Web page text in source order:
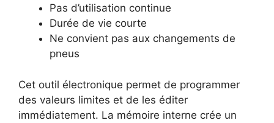
Pas d’utilisation continue
Durée de vie courte
Ne convient pas aux changements de
pneus
Cet outil électronique permet de programmer
des valeurs limites et de les éditer
immédiatement. La mémoire interne crée un